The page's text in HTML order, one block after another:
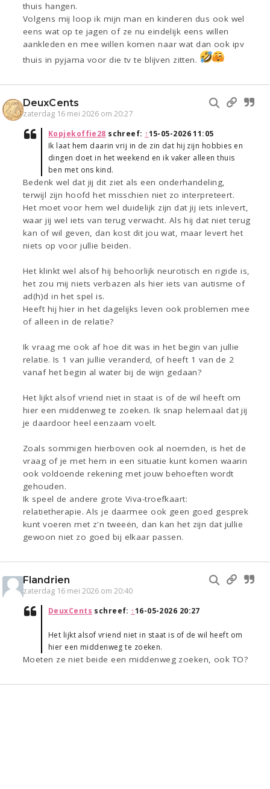
thuis hangen.
Volgens mij loop ik mijn man en kinderen dus ook wel
eens wat op te jagen of ze nu eindelijk eens willen
aankleden en mee willen komen naar wat dan ook ipv
thuis in pyjama voor die tv te blijven zitten.
DeuxCents
zaterdag 16 mei 2026 om 20:27
Kopjekoffie28 schreef: ↑15-05-2026 11:05
Ik laat hem daarin vrij in de zin dat hij zijn hobbies en
dingen doet in het weekend en ik vaker alleen thuis
ben met ons kind.
Bedenk wel dat jij dit ziet als een onderhandeling,
terwijl zijn hoofd het misschien niet zo interpreteert.
Het moet voor hem wel duidelijk zijn dat jij iets inlevert,
waar jij wel iets van terug verwacht. Als hij dat niet terug
kan of wil geven, dan kost dit jou wat, maar levert het
niets op voor jullie beiden.
Het klinkt wel alsof hij behoorlijk neurotisch en rigide is,
het zou mij niets verbazen als hier iets van autisme of
ad(h)d in het spel is.
Heeft hij hier in het dagelijks leven ook problemen mee
of alleen in de relatie?
Ik vraag me ook af hoe dit was in het begin van jullie
relatie. Is 1 van jullie veranderd, of heeft 1 van de 2
vanaf het begin al water bij de wijn gedaan?
Het lijkt alsof vriend niet in staat is of de wil heeft om
hier een middenweg te zoeken. Ik snap helemaal dat jij
je daardoor heel eenzaam voelt.
Zoals sommigen hierboven ook al noemden, is het de
vraag of je met hem in een situatie kunt komen waarin
ook voldoende rekening met jouw behoeften wordt
gehouden.
Ik speel de andere grote Viva-troefkaart:
relatietherapie. Als je daarmee ook geen goed gesprek
kunt voeren met z'n tweeën, dan kan het zijn dat jullie
gewoon niet zo goed bij elkaar passen.
Flandrien
zaterdag 16 mei 2026 om 20:40
DeuxCents schreef: ↑16-05-2026 20:27
Het lijkt alsof vriend niet in staat is of de wil heeft om
hier een middenweg te zoeken.
Moeten ze niet beide een middenweg zoeken, ook TO?